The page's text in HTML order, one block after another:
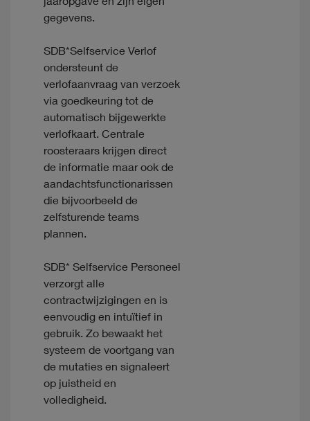
gegevens.
SDB*Selfservice Verlof
ondersteunt de
verlofaanvraag van verzoek
via goedkeuring tot de
automatisch bijgewerkte
verlofkaart. Centrale
roosteraars krijgen direct
de informatie maar ook de
aandachtsfunctionarissen
die bijvoorbeeld de
zelfsturende teams
plannen.
SDB* Selfservice Personeel
verzorgt alle
contractwijzigingen en is
eenvoudig en intuïtief in
gebruik. Zo bewaakt het
systeem de voortgang van
de mutaties en signaleert
op juistheid en
volledigheid.